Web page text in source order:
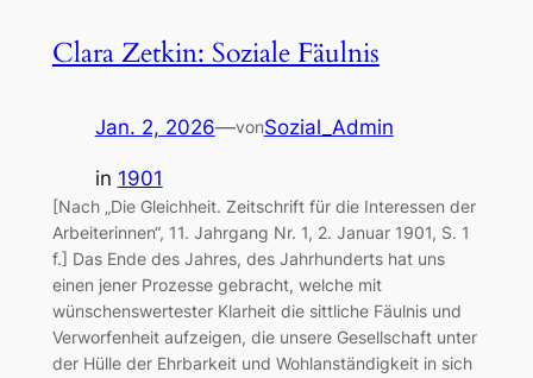
Clara Zetkin: Soziale Fäulnis
Jan. 2, 2026—vonSozial_Admin
in 1901
[Nach „Die Gleichheit. Zeitschrift für die Interessen der
Arbeiterinnen“, 11. Jahrgang Nr. 1, 2. Januar 1901, S. 1
f.] Das Ende des Jahres, des Jahrhunderts hat uns
einen jener Prozesse gebracht, welche mit
wünschenswertester Klarheit die sittliche Fäulnis und
Verworfenheit aufzeigen, die unsere Gesellschaft unter
der Hülle der Ehrbarkeit und Wohlanständigkeit in sich